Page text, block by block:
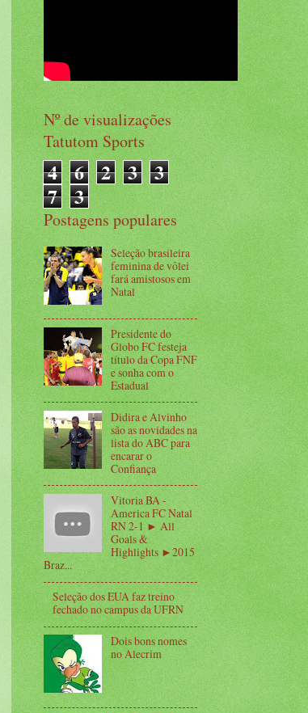
Nº de visualizações
Tatutom Sports
4 6 2 3 3
7 3
Postagens populares
Seleção brasileira
feminina de vôlei
fará amistosos em
Natal
Presidente do
Globo FC festeja
título da Copa FNF
e sonha com o
Estadual
Didira e Alvinho
são as novidades na
lista do ABC para
encarar o
Confiança
Vitoria BA -
America FC Natal
RN 2-1 ► All
Goals &
Highlights ►2015
Braz...
Seleção dos EUA faz treino
fechado no campus da UFRN
Dois bons nomes
no Alecrim